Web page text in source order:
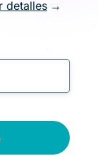
detalles →